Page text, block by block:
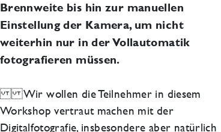
Brennweite bis hin zur manuellen
Einstellung der Kamera, um nicht
weiterhin nur in der Vollautomatik
fotografieren müssen.
Wir wollen die Teilnehmer in diesem
Workshop vertraut machen mit der
Digitalfotografie, insbesondere aber natürlich